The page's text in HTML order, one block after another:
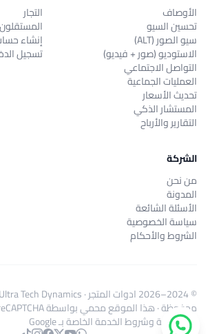
الأوصاف
تحسين السيو
سيو الصور (ALT)
الاستوديو (صور + فيديو)
التواصل الاجتماعي
العمليات الجماعية
تحديث الأسعار
المستشار الذكي
التقارير والأرباح
التجار
إنشاء
تسجيل
الشركة
من نحن
المدونة
الأسئلة الشائعة
سياسة الخصوصية
الشروط والأحكام
© 2024–2026 ادوات المتجر·
Ultra Tech Dynamics
محفوظة · هذا الموقع محمي بواسطة reCAPTCHA وتطبّق
الخصوصيةوشروط الخدمةالخاصة بـ Google